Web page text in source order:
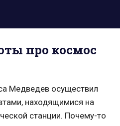
про космос
Медведев осуществил
находящимися на
станции. Почему-то